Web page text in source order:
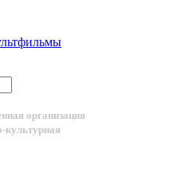
организация
культурная